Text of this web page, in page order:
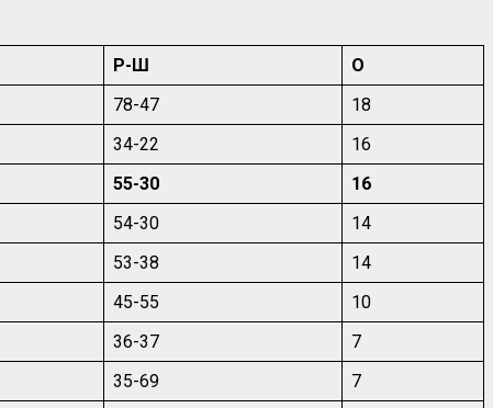
Р-Ш
О
78-47
18
34-22
16
55-30
16
54-30
14
53-38
14
45-55
10
36-37
7
35-69
7